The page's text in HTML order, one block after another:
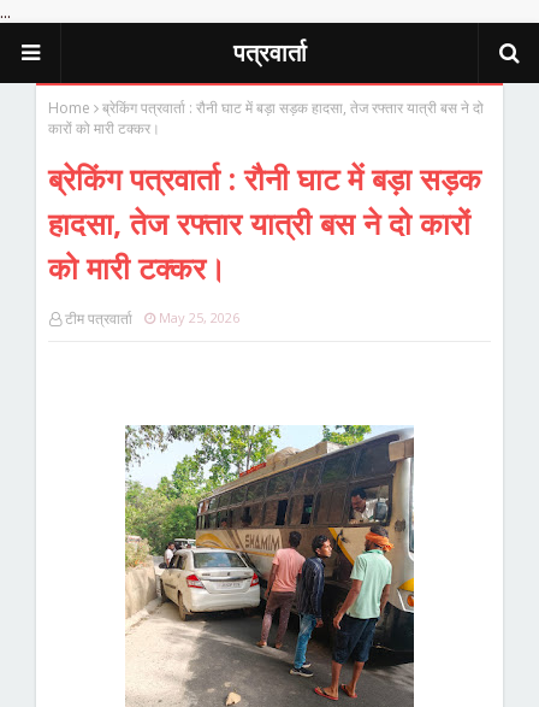
...
पत्रवार्ता
Home
ब्रेकिंग पत्रवार्ता : रौनी घाट में बड़ा सड़क हादसा, तेज रफ्तार यात्री बस ने दो
कारों को मारी टक्कर।
ब्रेकिंग पत्रवार्ता : रौनी घाट में बड़ा सड़क
हादसा, तेज रफ्तार यात्री बस ने दो कारों
को मारी टक्कर।
टीम पत्रवार्ता May 25, 2026